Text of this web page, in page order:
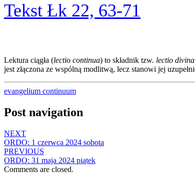
Tekst Łk 22, 63-71
Lektura ciągła (lectio continua) to składnik tzw. lectio divina
jest złączona ze wspólną modlitwą, lecz stanowi jej
evangelium continuum
Post navigation
NEXT
ORDO: 1 czerwca 2024 sobota
PREVIOUS
ORDO: 31 maja 2024 piątek
Comments are closed.